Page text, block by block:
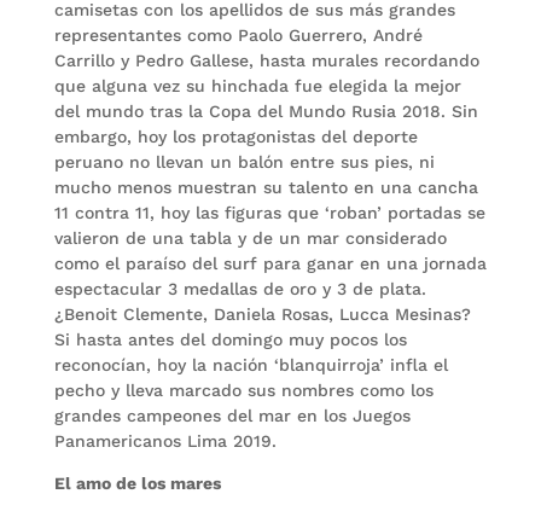
camisetas con los apellidos de sus más grandes
representantes como Paolo Guerrero, André
Carrillo y Pedro Gallese, hasta murales recordando
que alguna vez su hinchada fue elegida la mejor
del mundo tras la Copa del Mundo Rusia 2018. Sin
embargo, hoy los protagonistas del deporte
peruano no llevan un balón entre sus pies, ni
mucho menos muestran su talento en una cancha
11 contra 11, hoy las figuras que ‘roban’ portadas se
valieron de una tabla y de un mar considerado
como el paraíso del surf para ganar en una jornada
espectacular 3 medallas de oro y 3 de plata.
¿Benoit Clemente, Daniela Rosas, Lucca Mesinas?
Si hasta antes del domingo muy pocos los
reconocían, hoy la nación ‘blanquirroja’ infla el
pecho y lleva marcado sus nombres como los
grandes campeones del mar en los Juegos
Panamericanos Lima 2019.
El amo de los mares